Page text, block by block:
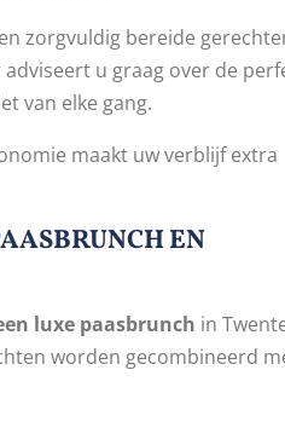
en zorgvuldig bereide
u graag over de
van elke gang.
maakt uw verblijf extra
EN
luxe paasbrunch in
worden gecombineerd